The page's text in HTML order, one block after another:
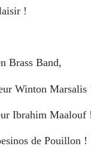
!
Brass Band,
Winton Marsalis
Ibrahim Maalouf !
de Pouillon !